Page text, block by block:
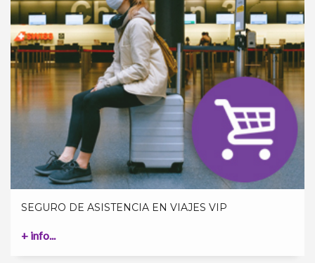
SEGURO DE ASISTENCIA EN VIAJES VIP
+ info...